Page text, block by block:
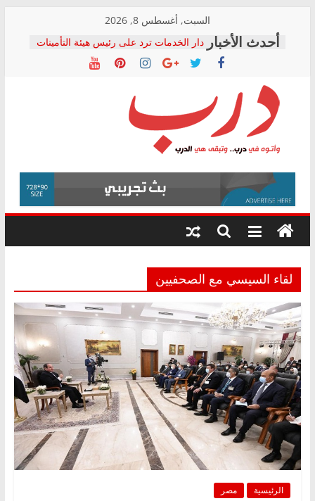
content
السبت, أغسطس 8, 2026
دار الخدمات ترد على رئيس هيئة التأمينات
بعد مؤتمره الصحفي: إنكار الأزمة لا ينهي
معاناة أصحاب المعاشات.. ونطالب بكشف
فرحات سليمان يكتب: القطاع الصحي إلى
أين؟
حزب التحالف الشعبي يطلق لجنة “الحق
في الصحة” بالإسكندرية لرصد الانتهاكات
ودعم المرضى
الوزاري لمدينة الصحفيين.. وانتهاء أعمال
إنشاء المبنى الإداري
المجلس القومي لحقوق الإنسان يعلن
متابعة قضية الدكتور محمد زهران.. ويؤكد:
قرينة البراءة وضمانات المحاكمة العادلة
درب
وأتوه
درب..
وتبقى
هي
لقاء السيسي مع الصحفيين
الرئيسية مصر